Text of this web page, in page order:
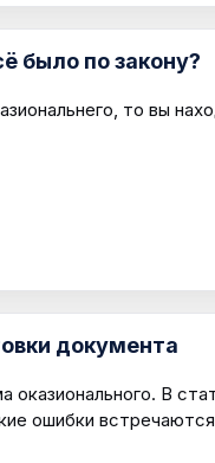
было по закону?
то вы
документа
В
ошибки